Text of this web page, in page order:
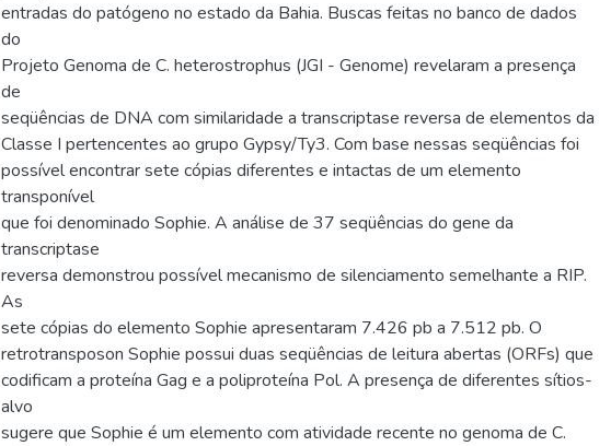
entradas do patógeno no estado da Bahia. Buscas feitas no banco de dados
do
Projeto Genoma de C. heterostrophus (JGI - Genome) revelaram a presença
de
seqüências de DNA com similaridade a transcriptase reversa de elementos da
Classe I pertencentes ao grupo Gypsy/Ty3. Com base nessas seqüências foi
possível encontrar sete cópias diferentes e intactas de um elemento
transponível
que foi denominado Sophie. A análise de 37 seqüências do gene da
transcriptase
reversa demonstrou possível mecanismo de silenciamento semelhante a RIP.
As
sete cópias do elemento Sophie apresentaram 7.426 pb a 7.512 pb. O
retrotransposon Sophie possui duas seqüências de leitura abertas (ORFs) que
codificam a proteína Gag e a poliproteína Pol. A presença de diferentes sítios-
alvo
sugere que Sophie é um elemento com atividade recente no genoma de C.